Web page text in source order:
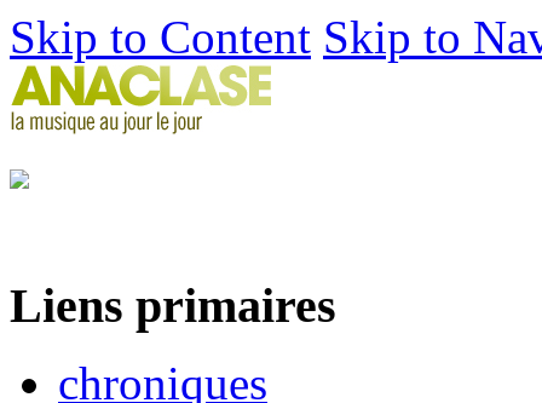
Skip to Content Skip to
Liens primaires
chroniques